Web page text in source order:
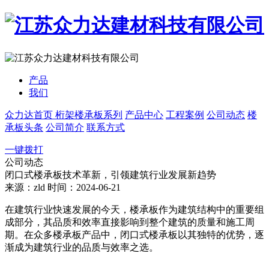
产品
我们
众力达首页 桁架楼承板系列 产品中心 工程案例 公司动态 楼
承板头条 公司简介 联系方式
一键拨打
公司动态
闭口式楼承板技术革新，引领建筑行业发展新趋势
来源：zld 时间：2024-06-21
在建筑行业快速发展的今天，楼承板作为建筑结构中的重要组
成部分，其品质和效率直接影响到整个建筑的质量和施工周
期。在众多楼承板产品中，闭口式楼承板以其独特的优势，逐
渐成为建筑行业的品质与效率之选。